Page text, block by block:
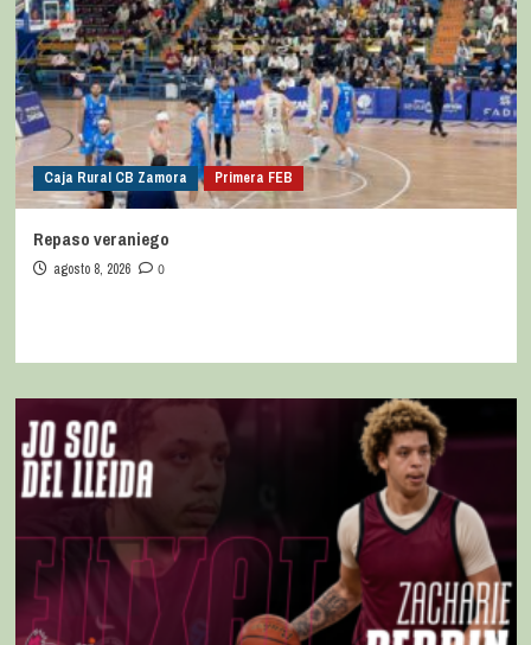
Caja Rural CB Zamora Primera FEB
Repaso veraniego
agosto 8, 2026 0